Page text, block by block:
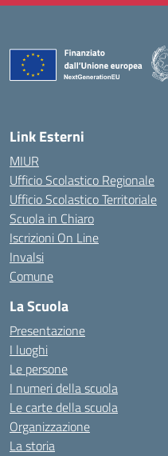
Link Esterni
MIUR
Ufficio Scolastico Regionale
Ufficio Scolastico Territoriale
Scuola in Chiaro
Iscrizioni On Line
Invalsi
Comune
La Scuola
Presentazione
I luoghi
Le persone
I numeri della scuola
Le carte della scuola
Organizzazione
La storia